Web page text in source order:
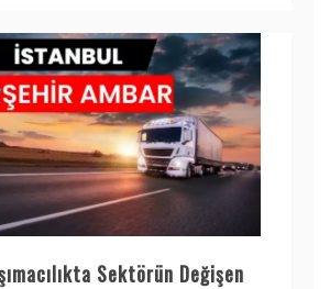
Sektörün Değişen